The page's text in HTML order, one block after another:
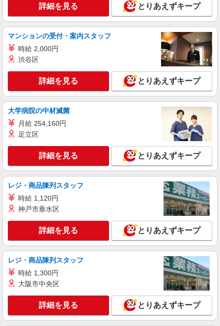
月給23万1,000円〜26万円 ※給与は経験や前職
給与に応じて決定します。 賞与年2回
ALSOKケアホーム草加谷塚 （埼玉県草加市谷
塚町1943-1）
詳細を見る
パート
すき家 草加八幡店
すき家の店舗スタッフ（接客・調理・清掃な
ど）
時給1,200円 ※22:00〜翌5:00：時給1,500円 ※
高校生時給1,150円 ※早朝手当（5:00〜9:00）時給
＋150円埼玉県草加市八幡町26-1
キープ 詳細を見る
アルバイト
丸亀製麺島忠ホームズ草加舎人店
時給1200円〜
埼玉県草加市遊馬町２－１島忠ホームズ草加舎
キープ 詳細を見る
ファミリー食堂 山田うどん食堂 原町店（店舗番号017）
うどん食堂のホールスタッフ
詳細を見る とりあえずキープ
マンションの受付・案内スタッフ
時給 2,000円
渋谷区
詳細を見る とりあえずキープ
大学病院の中材滅菌
月給 254,160円
足立区
詳細を見る とりあえずキープ
レジ・商品陳列スタッフ
時給 1,120円
神戸市垂水区
詳細を見る とりあえずキープ
レジ・商品陳列スタッフ
時給 1,300円
大阪市中央区
詳細を見る とりあえずキープ